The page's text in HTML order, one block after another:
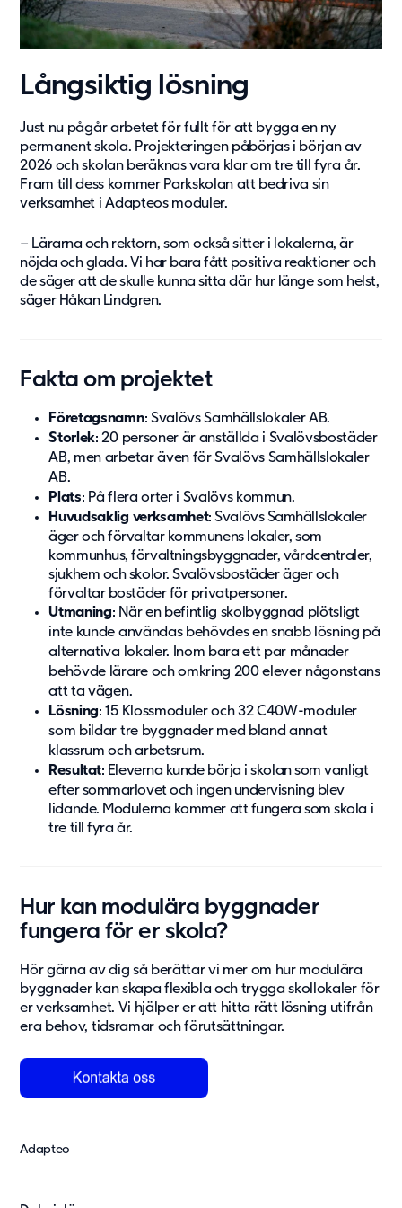
Långsiktig lösning
Just nu pågår arbetet för fullt för att bygga en ny
permanent skola. Projekteringen påbörjas i början av
2026 och skolan beräknas vara klar om tre till fyra år.
Fram till dess kommer Parkskolan att bedriva sin
verksamhet i Adapteos moduler.
– Lärarna och rektorn, som också sitter i lokalerna, är
nöjda och glada. Vi har bara fått positiva reaktioner och
de säger att de skulle kunna sitta där hur länge som helst,
säger Håkan Lindgren.
Fakta om projektet
Företagsnamn: Svalövs Samhällslokaler AB.
Storlek: 20 personer är anställda i Svalövsbostäder
AB, men arbetar även för Svalövs Samhällslokaler
AB.
Plats: På flera orter i Svalövs kommun.
Huvudsaklig verksamhet: Svalövs Samhällslokaler
äger och förvaltar kommunens lokaler, som
kommunhus, förvaltningsbyggnader, vårdcentraler,
sjukhem och skolor. Svalövsbostäder äger och
förvaltar bostäder för privatpersoner.
Utmaning: När en befintlig skolbyggnad plötsligt
inte kunde användas behövdes en snabb lösning på
alternativa lokaler. Inom bara ett par månader
behövde lärare och omkring 200 elever någonstans
att ta vägen.
Lösning: 15 Klossmoduler och 32 C40W-moduler
som bildar tre byggnader med bland annat
klassrum och arbetsrum.
Resultat: Eleverna kunde börja i skolan som vanligt
efter sommarlovet och ingen undervisning blev
lidande. Modulerna kommer att fungera som skola i
tre till fyra år.
Hur kan modulära byggnader
fungera för er skola?
Hör gärna av dig så berättar vi mer om hur modulära
byggnader kan skapa flexibla och trygga skollokaler för
er verksamhet. Vi hjälper er att hitta rätt lösning utifrån
era behov, tidsramar och förutsättningar.
Adapteo